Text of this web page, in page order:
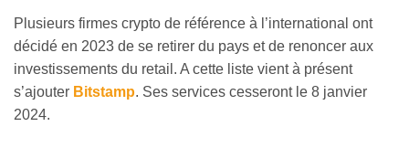
Plusieurs firmes crypto de référence à l’international ont
décidé en 2023 de se retirer du pays et de renoncer aux
investissements du retail. A cette liste vient à présent
s’ajouter Bitstamp. Ses services cesseront le 8 janvier
2024.